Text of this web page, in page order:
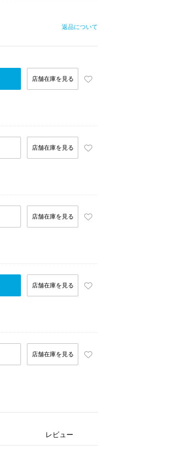
返品について
店舗在庫を見る
店舗在庫を見る
店舗在庫を見る
店舗在庫を見る
店舗在庫を見る
レビュー